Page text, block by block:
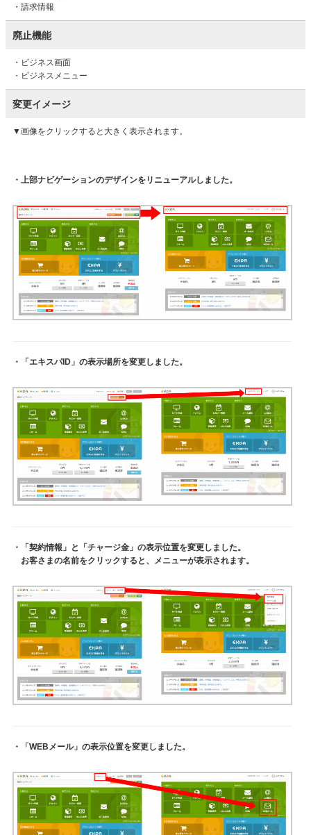
・請求情報
廃止機能
・ビジネス画面
・ビジネスメニュー
変更イメージ
▼画像をクリックすると大きく表示されます。
・上部ナビゲーションのデザインをリニューアルしました。
・「エキスパID」の表示場所を変更しました。
・「契約情報」と「チャージ金」 の表示位置を変更しました。
お客さまの名前をクリックすると、メニューが表示されます。
・「WEBメール」の表示位置を変更しました。